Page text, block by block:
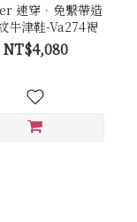
速穿．免繫帶造
牛津鞋-Va274褐
NT$4,080